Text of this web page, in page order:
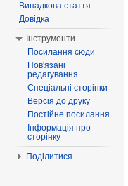
Випадкова стаття
Довідка
Інструменти
Посилання сюди
Пов'язані
редагування
Спеціальні сторінки
Версія до друку
Постійне посилання
Інформація про
сторінку
Поділитися